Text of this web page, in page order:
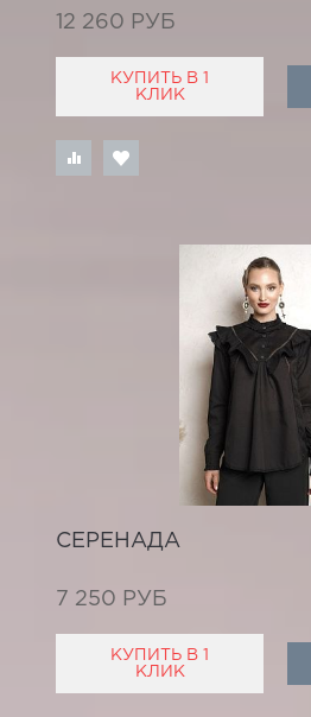
12 260 РУБ
КУПИТЬ В 1
КЛИК
СЕРЕНАДА
7 250 РУБ
КУПИТЬ В 1
КЛИК